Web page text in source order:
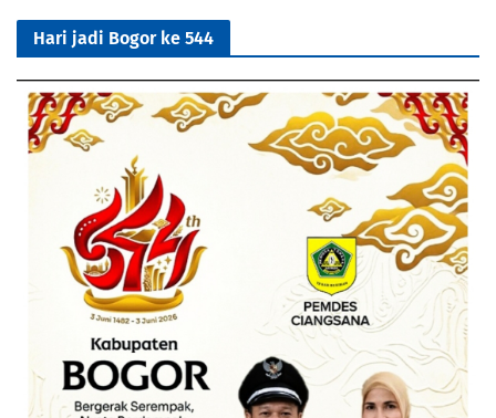
Hari jadi Bogor ke 544